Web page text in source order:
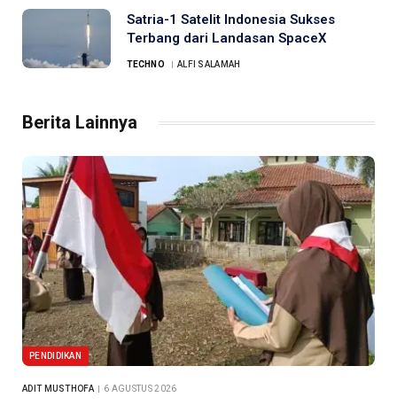
Satria-1 Satelit Indonesia Sukses
Terbang dari Landasan SpaceX
TECHNO ALFI SALAMAH
Berita Lainnya
PENDIDIKAN
ADIT MUSTHOFA 6 AGUSTUS 2026